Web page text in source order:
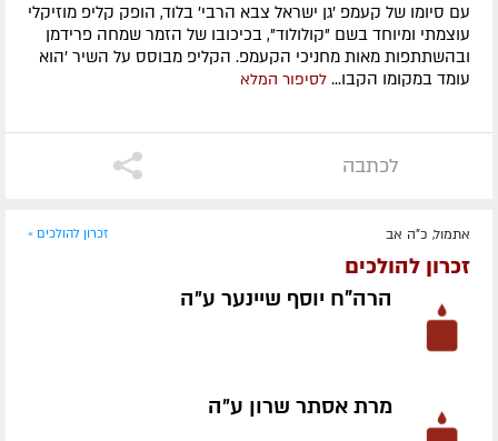
עם סיומו של קעמפ 'גן ישראל צבא הרבי' בלוד, הופק קליפ מוזיקלי
עוצמתי ומיוחד בשם "קולולוד", בכיכובו של הזמר שמחה פרידמן
ובהשתתפות מאות מחניכי הקעמפ. הקליפ מבוסס על השיר 'הוא
עומד במקומו הקבו... לסיפור המלא
לכתבה
אתמול, כ"ה אב זכרון להולכים »
זכרון להולכים
הרה"ח יוסף שיינער ע״ה
מרת אסתר שרון ע״ה